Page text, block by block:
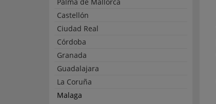
Castellón
Ciudad Real
Córdoba
Granada
Guadalajara
La Coruña
Malaga